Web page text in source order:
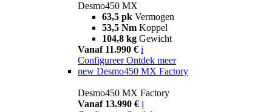
Desmo450 MX
63,5 pk Vermogen
53,5 Nm Koppel
104,8 kg Gewicht
Vanaf 11.990 € i
Configureer Ontdek meer
new Desmo450 MX Factory
Desmo450 MX Factory
Vanaf 13.990 € i